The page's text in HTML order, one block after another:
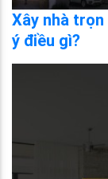
Xây nhà
ý điều gì?